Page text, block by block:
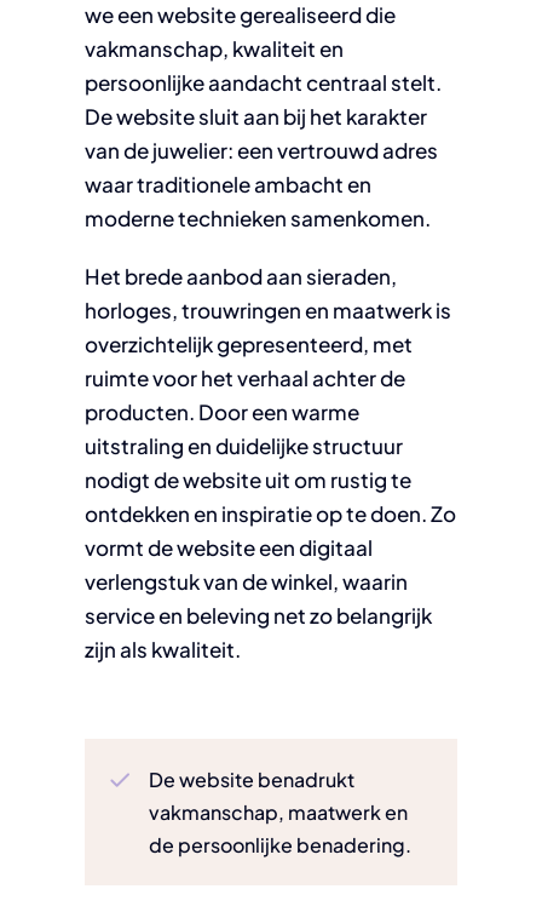
we een website gerealiseerd die
vakmanschap, kwaliteit en
persoonlijke aandacht centraal stelt.
De website sluit aan bij het karakter
van de juwelier: een vertrouwd adres
waar traditionele ambacht en
moderne technieken samenkomen.
Het brede aanbod aan sieraden,
horloges, trouwringen en maatwerk is
overzichtelijk gepresenteerd, met
ruimte voor het verhaal achter de
producten. Door een warme
uitstraling en duidelijke structuur
nodigt de website uit om rustig te
ontdekken en inspiratie op te doen. Zo
vormt de website een digitaal
verlengstuk van de winkel, waarin
service en beleving net zo belangrijk
zijn als kwaliteit.
De website benadrukt
vakmanschap, maatwerk en
de persoonlijke benadering.